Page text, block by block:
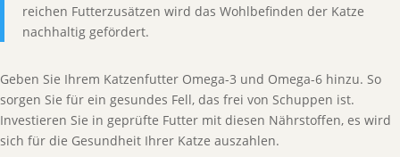
reichen Futterzusätzen wird das Wohlbefinden der Katze
nachhaltig gefördert.
Geben Sie Ihrem Katzenfutter Omega-3 und Omega-6 hinzu. So
sorgen Sie für ein gesundes Fell, das frei von Schuppen ist.
Investieren Sie in geprüfte Futter mit diesen Nährstoffen, es wird
sich für die Gesundheit Ihrer Katze auszahlen.